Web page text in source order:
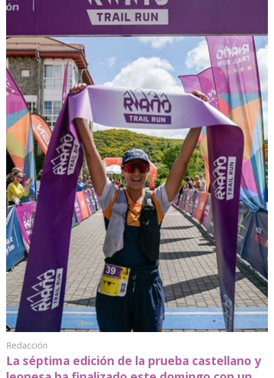
Redacción
La séptima edición de la prueba castellano y